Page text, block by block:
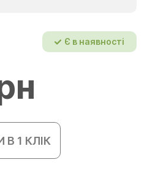
Є в наявності
1 КЛІК